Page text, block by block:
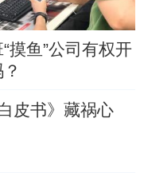
“摸鱼”公司有权开
皮书》藏祸心